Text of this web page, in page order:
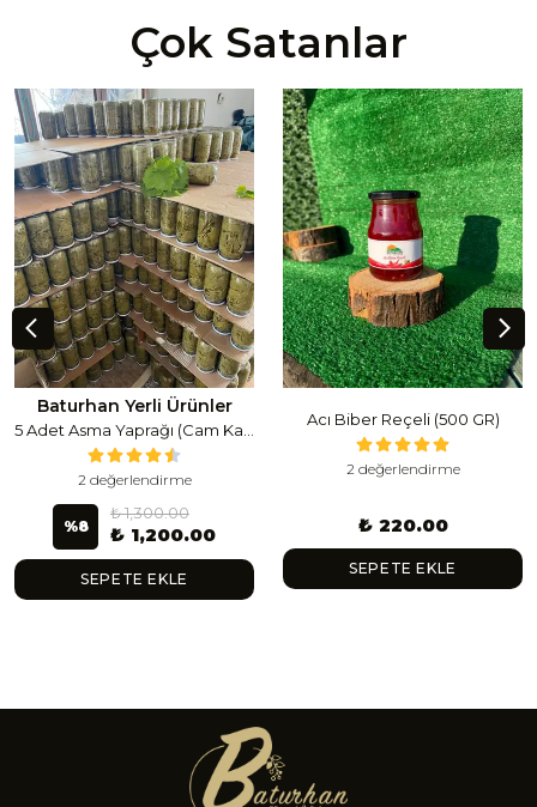
Çok Satanlar
Baturhan Yerli Ürünler
2 değerlendirme
%8
₺ 1,300.00
₺ 1,200.00
SEPETE EKLE
Acı Biber Reçeli (500 GR)
2 değerlendirme
₺ 220.00
SEPETE EKLE